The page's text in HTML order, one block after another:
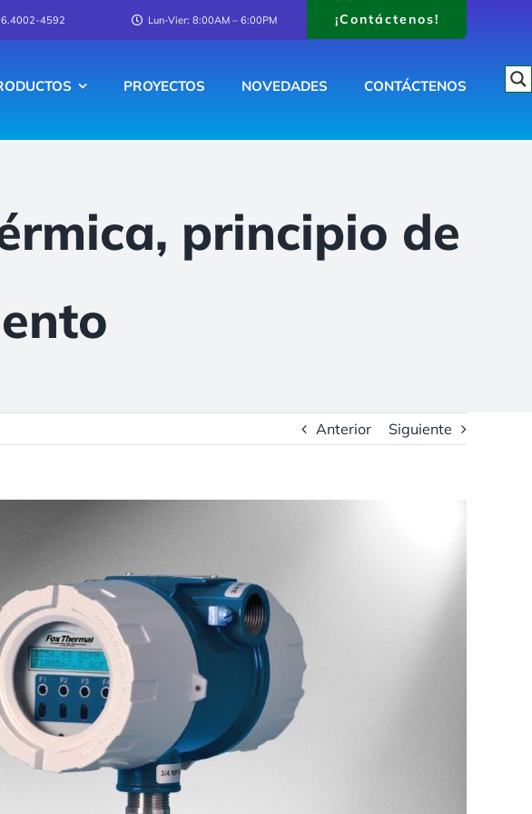
4592 Lun-Vier: 8:00AM – 6:00PM ¡Contáctenos!
PROYECTOS NOVEDADES CONTÁCTENOS
principio de
Anterior Siguiente